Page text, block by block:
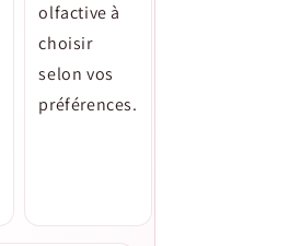
olfactive à
choisir
selon vos
préférences.